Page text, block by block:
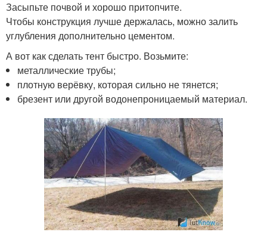
Засыпьте почвой и хорошо притопчите.
Чтобы конструкция лучше держалась, можно залить
углубления дополнительно цементом.
А вот как сделать тент быстро. Возьмите:
металлические трубы;
плотную верёвку, которая сильно не тянется;
брезент или другой водонепроницаемый материал.